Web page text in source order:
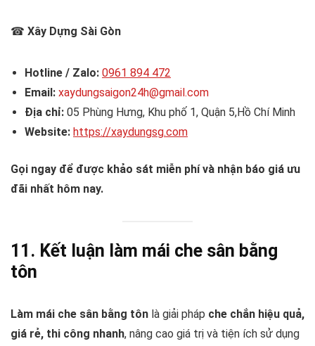
☎ Xây Dựng Sài Gòn
Hotline / Zalo: 0961 894 472
Email: xaydungsaigon24h@gmail.com
Địa chỉ: 05 Phùng Hưng, Khu phố 1, Quận 5,Hồ Chí Minh
Website: https://xaydungsg.com
Gọi ngay để được khảo sát miễn phí và nhận báo giá ưu
đãi nhất hôm nay.
11. Kết luận làm mái che sân bằng
tôn
Làm mái che sân bằng tôn là giải pháp che chắn hiệu quả,
giá rẻ, thi công nhanh, nâng cao giá trị và tiện ích sử dụng